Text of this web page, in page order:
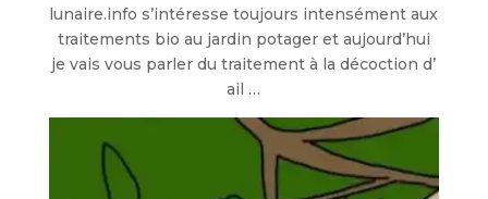
lunaire.info s’intéresse toujours intensément aux
traitements bio au jardin potager et aujourd’hui
je vais vous parler du traitement à la décoction d’
ail …